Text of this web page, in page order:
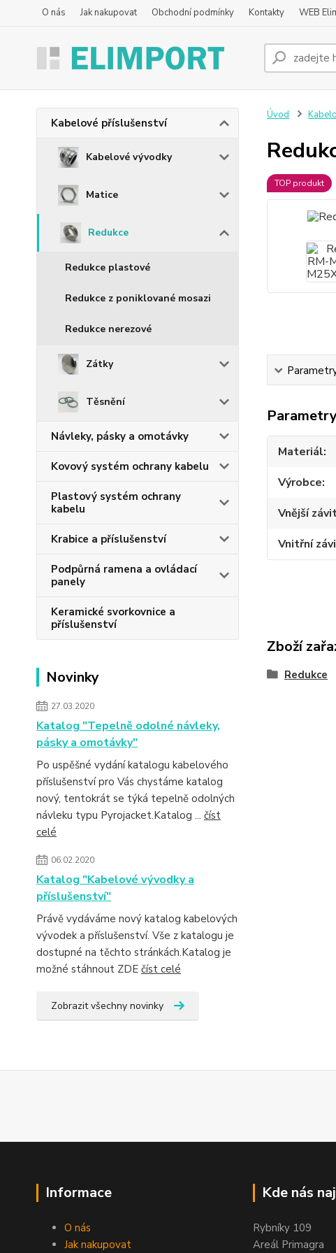
O nás Jak nakupovat Obchodní podmínky Kontakty WEB
Kabelové příslušenství
Kabelové vývodky
Matice
Redukce
Redukce plastové
Redukce z poniklované mosazi
Redukce nerezové
Zátky
Těsnění
Návleky, pásky a omotávky
Kovový systém ochrany kabelu
Plastový systém ochrany
kabelu
Krabice a příslušenství
Podpůrná ramena a ovládací
panely
Keramické svorkovnice a
příslušenství
Novinky
27.03.2020
Katalog "Tepelně odolné návleky,
pásky a omotávky"
Po uspěšné vydání katalogu kabelového
příslušenství pro Vás chystáme katalog
nový, tentokrát se týká tepelně odolných
návleku typu Pyrojacket.Katalog ... číst
celé
06.02.2020
Katalog "Kabelové vývodky a
příslušenství"
Právě vydáváme nový katalog kabelových
vývodek a příslušenství. Vše z katalogu je
dostupné na těchto stránkách.Katalog je
možné stáhnout ZDE číst celé
Zobrazit všechny novinky
Úvod
TOP produkt
Materiál
Výrobce
Vnější
Vnitřní
Zboží
Redukce
Informace
O nás
Jak nakupovat
Kde nás
Rybníky 109
Areál Primagra